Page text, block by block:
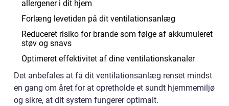
allergener i dit hjem
Forlæng levetiden på dit ventilationsanlæg
Reduceret risiko for brande som følge af akkumuleret
støv og snavs
Optimeret effektivitet af dine ventilationskanaler
Det anbefales at få dit ventilationsanlæg renset mindst
en gang om året for at opretholde et sundt hjemmemiljø
og sikre, at dit system fungerer optimalt.